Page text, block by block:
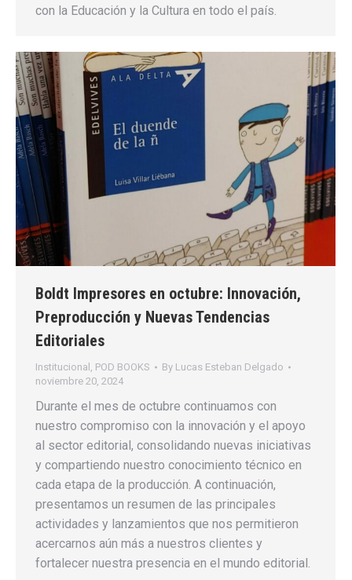
con la Educación y la Cultura en todo el país.
Boldt Impresores en octubre: Innovación,
Preproducción y Nuevas Tendencias
Editoriales
Institucional , POD BOOKS By Lucas Esteban Delgado
noviembre 20, 2024
Durante el mes de octubre continuamos con
nuestro compromiso con la innovación y el apoyo
al sector editorial, consolidando nuevas iniciativas
y compartiendo nuestro conocimiento técnico en
cada etapa de la producción. A continuación,
presentamos un resumen de las principales
actividades y lanzamientos que nos permitieron
acercarnos aún más a nuestros clientes y
fortalecer nuestra presencia en el mundo editorial.